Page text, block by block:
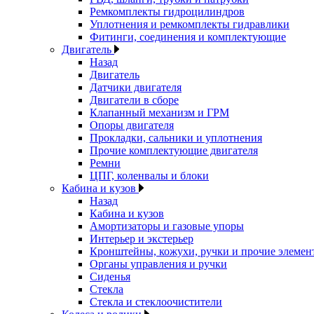
Ремкомплекты гидроцилиндров
Уплотнения и ремкомплекты гидравлики
Фитинги, соединения и комплектующие
Двигатель
Назад
Двигатель
Датчики двигателя
Двигатели в сборе
Клапанный механизм и ГРМ
Опоры двигателя
Прокладки, сальники и уплотнения
Прочие комплектующие двигателя
Ремни
ЦПГ, коленвалы и блоки
Кабина и кузов
Назад
Кабина и кузов
Амортизаторы и газовые упоры
Интерьер и экстерьер
Кронштейны, кожухи, ручки и прочие
Органы управления и ручки
Сиденья
Стекла
Стекла и стеклоочистители